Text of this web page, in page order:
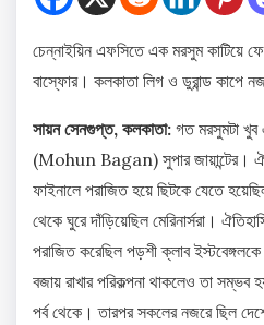
চেন্নাইয়িন এফসিতে এক মরসুম কাটিয়ে
বাস্ফোর। কলকাতা লিগ ও ডুরান্ড কাপে
সায়ন সেনগুপ্ত, কলকাতা: গত মরসুমটা খুব
(Mohun Bagan) সুপার জায়ান্টের।
ফাইনালে পরাজিত হয়ে ছিটকে যেতে
থেকে ঘুরে দাঁড়িয়েছিল মেরিনার্সরা।
পরাজিত করেছিল পড়শী ক্লাব
বজায় রাখার পরিকল্পনা থাকলেও তা
পর্ব থেকে। তারপর সকলের নজরে ছিল